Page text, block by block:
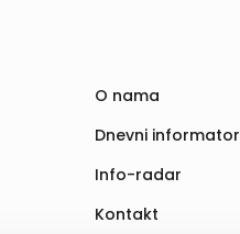
O nama
Dnevni informator
Info-radar
Kontakt